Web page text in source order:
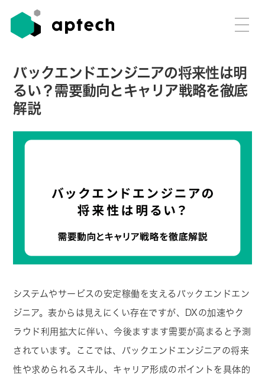
バックエンドエンジニアの将来性は明
るい？需要動向とキャリア戦略を徹底
解説
システムやサービスの安定稼働を支えるバックエンドエン
ジニア。表からは見えにくい存在ですが、DXの加速やク
ラウド利用拡大に伴い、今後ますます需要が高まると予測
されています。ここでは、バックエンドエンジニアの将来
性や求められるスキル、キャリア形成のポイントを具体的